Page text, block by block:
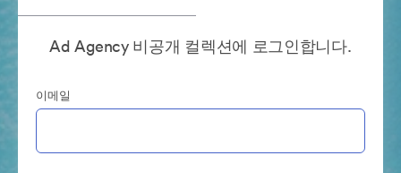
Ad Agency 비공개 컬렉션에 로그인합니다.
이메일